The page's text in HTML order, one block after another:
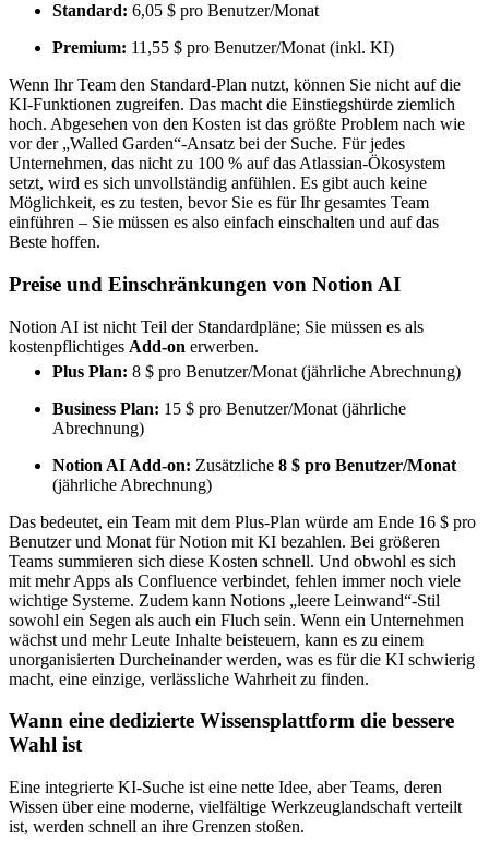
Standard: 6,05 $ pro Benutzer/Monat
Premium: 11,55 $ pro Benutzer/Monat (inkl. KI)
Wenn Ihr Team den Standard-Plan nutzt, können Sie nicht auf die
KI-Funktionen zugreifen. Das macht die Einstiegshürde ziemlich
hoch. Abgesehen von den Kosten ist das größte Problem nach wie
vor der „Walled Garden“-Ansatz bei der Suche. Für jedes
Unternehmen, das nicht zu 100 % auf das Atlassian-Ökosystem
setzt, wird es sich unvollständig anfühlen. Es gibt auch keine
Möglichkeit, es zu testen, bevor Sie es für Ihr gesamtes Team
einführen – Sie müssen es also einfach einschalten und auf das
Beste hoffen.
Preise und Einschränkungen von Notion AI
Notion AI ist nicht Teil der Standardpläne; Sie müssen es als
kostenpflichtiges Add-on erwerben.
Plus Plan: 8 $ pro Benutzer/Monat (jährliche Abrechnung)
Business Plan: 15 $ pro Benutzer/Monat (jährliche
Abrechnung)
Notion AI Add-on: Zusätzliche 8 $ pro Benutzer/Monat
(jährliche Abrechnung)
Das bedeutet, ein Team mit dem Plus-Plan würde am Ende 16 $ pro
Benutzer und Monat für Notion mit KI bezahlen. Bei größeren
Teams summieren sich diese Kosten schnell. Und obwohl es sich
mit mehr Apps als Confluence verbindet, fehlen immer noch viele
wichtige Systeme. Zudem kann Notions „leere Leinwand“-Stil
sowohl ein Segen als auch ein Fluch sein. Wenn ein Unternehmen
wächst und mehr Leute Inhalte beisteuern, kann es zu einem
unorganisierten Durcheinander werden, was es für die KI schwierig
macht, eine einzige, verlässliche Wahrheit zu finden.
Wann eine dedizierte Wissensplattform die bessere
Wahl ist
Eine integrierte KI-Suche ist eine nette Idee, aber Teams, deren
Wissen über eine moderne, vielfältige Werkzeuglandschaft verteilt
ist, werden schnell an ihre Grenzen stoßen.